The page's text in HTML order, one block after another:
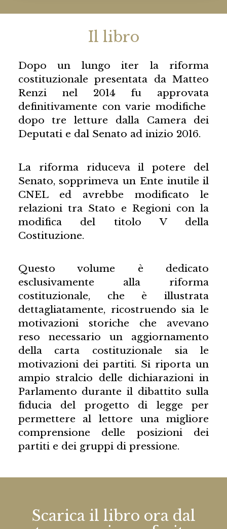
Il libro
Dopo un lungo iter la riforma
costituzionale presentata da Matteo
Renzi nel 2014 fu approvata
definitivamente con varie modifiche
dopo tre letture dalla Camera dei
Deputati e dal Senato ad inizio 2016.
La riforma riduceva il potere del
Senato, sopprimeva un Ente inutile il
CNEL ed avrebbe modificato le
relazioni tra Stato e Regioni con la
modifica del titolo V della
Costituzione.
Questo volume è dedicato
esclusivamente alla riforma
costituzionale, che è illustrata
dettagliatamente, ricostruendo sia le
motivazioni storiche che avevano
reso necessario un aggiornamento
della carta costituzionale sia le
motivazioni dei partiti. Si riporta un
ampio stralcio delle dichiarazioni in
Parlamento durante il dibattito sulla
fiducia del progetto di legge per
permettere al lettore una migliore
comprensione delle posizioni dei
partiti e dei gruppi di pressione.
Scarica il libro ora dal